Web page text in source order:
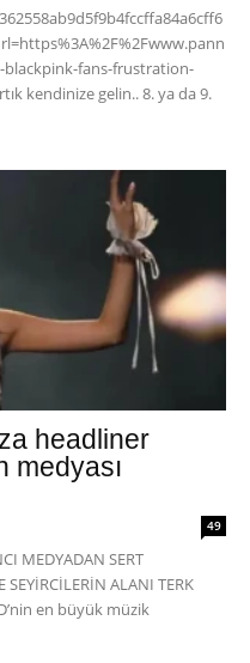
blackpink-fans-frustration-
kendinize gelin.. 8. ya da 9.
headliner
medyası
49
MEDYADAN SERT
SEYİRCİLERİN ALANI TERK
en büyük müzik